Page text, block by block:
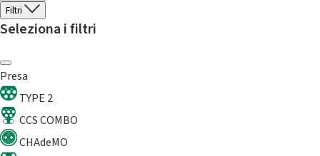
Filtri
Seleziona i filtri
Presa
TYPE 2
CCS COMBO
CHAdeMO